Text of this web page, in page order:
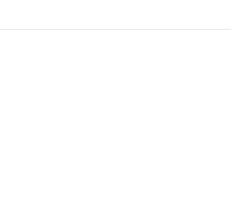
Brąz, miedź,